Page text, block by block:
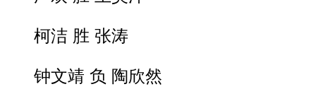
柯洁 胜 张涛
钟文靖 负 陶欣然